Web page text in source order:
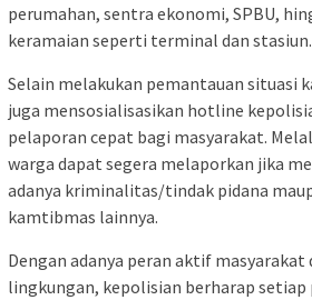
perumahan, sentra ekonomi, SPBU,
keramaian seperti terminal dan stasiun.
Selain melakukan pemantauan situasi
juga mensosialisasikan hotline
pelaporan cepat bagi masyarakat.
warga dapat segera melaporkan jika
adanya kriminalitas/tindak pidana
kamtibmas lainnya.
Dengan adanya peran aktif masyarakat
lingkungan, kepolisian berharap